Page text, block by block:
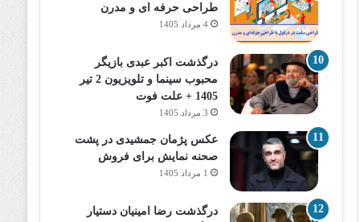
طراحی حرفه‌ ای و مدرن
4 مرداد 1405
درگذشت اکبر عبدی بازیگر
محبوب سینما و تلویزیون 2 تیر
1405 + علت فوت
3 مرداد 1405
عکس پژمان جمشیدی در پشت
صحنه نمایش برای فروش
1 مرداد 1405
درگذشت رضا امینیان دستیار